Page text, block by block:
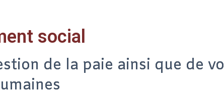
social
de la paie ainsi que de